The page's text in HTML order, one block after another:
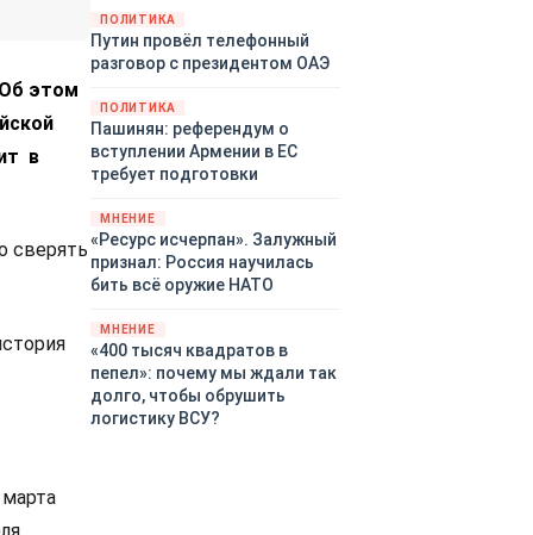
этом
в
сверять
закупленное ранее оружие.
Также американская
администрация скидывает на
киевского режима оружием,
которое стремится продавать
всем новым снабженцам.
Однако часто возникают
предположения о возможном
«сменщике» американцев на
этом позорном посту.
Рассмотрим, кто же рвётся на
ПОЛИТИКА
Путин провёл телефонный
разговор с президентом ОАЭ
ПОЛИТИКА
Пашинян: референдум о
вступлении Армении в ЕС
требует подготовки
МНЕНИЕ
«Ресурс исчерпан». Залужный
признал: Россия научилась
бить всё оружие НАТО
МНЕНИЕ
«400 тысяч квадратов в
пепел»: почему мы ждали так
долго, чтобы обрушить
логистику ВСУ?